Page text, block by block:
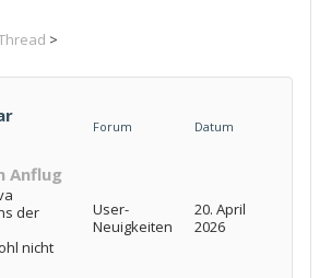
>
Forum Datum
Anflug
der
nicht
User-
Neuigkeiten
20. April
2026